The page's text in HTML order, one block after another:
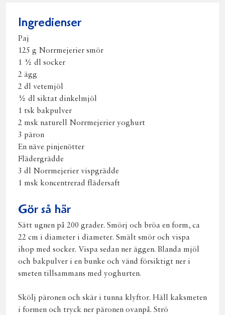
Ingredienser
Paj
125 g Norrmejerier smör
1 ½ dl socker
2 ägg
2 dl vetemjöl
½ dl siktat dinkelmjöl
1 tsk bakpulver
2 msk naturell Norrmejerier yoghurt
3 päron
En näve pinjenötter
Flädergrädde
3 dl Norrmejerier vispgrädde
1 msk koncentrerad flädersaft
Gör så här
Sätt ugnen på 200 grader. Smörj och bröa en form, ca
22 cm i diameter i diameter. Smält smör och vispa
ihop med socker. Vispa sedan ner äggen. Blanda mjöl
och bakpulver i en bunke och vänd försiktigt ner i
smeten tillsammans med yoghurten.
Skölj päronen och skär i tunna klyftor. Häll kaksmeten
i formen och tryck ner päronen ovanpå. Strö